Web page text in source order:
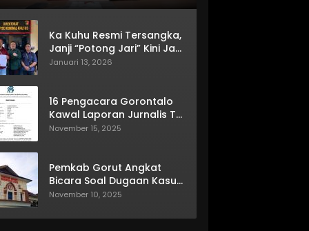
Ka Kuhu Resmi Tersangka,
Janji “Potong Jari” Kini Jadi
Bumerang
Januari 13, 2026
16 Pengacara Gorontalo
Kawal Laporan Jurnalis TV
One
November 15, 2025
Pemkab Gorut Angkat
Bicara Soal Dugaan Kasus
Asusila Oknum ASN
November 10, 2025